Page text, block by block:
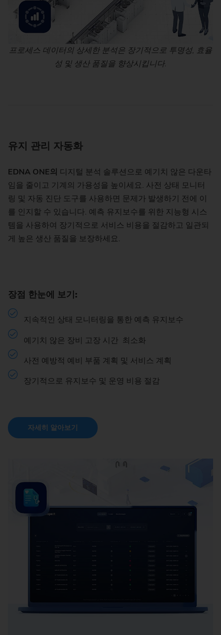
프로세스 데이터의 상세한 분석은 장기적으로 투명성, 효율
성 및 생산 품질을 향상시킵니다.
유지 관리 자동화
EDNA ONE의 디지털 분석 솔루션으로 예기치 않은 다운타
임을 줄이고 기계의 가용성을 높이세요. 사전 상태 모니터
링 및 자동 진단 도구를 사용하면 문제가 발생하기 전에 이
를 인지할 수 있습니다. 예측 유지보수를 위한 지능형 시스
템을 사용하여 장기적으로 서비스 비용을 절감하고 일관되
게 높은 생산 품질을 보장하세요.
장점 한눈에 보기:
지속적인 상태 모니터링을 통한 예측 유지보수
예기치 않은 장비 고장 시간 최소화
사전 예방적 예비 부품 계획 및 서비스 계획
장기적으로 유지보수 및 운영 비용 절감
자세히 알아보기